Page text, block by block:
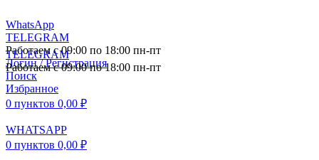
WhatsApp
TELEGRAM
Работаем с 09:00 по 18:00 пн-пт
Логин / Регистрация
Поиск
Избранное
0 пунктов 0,00 ₽
WHATSAPP
0 пунктов 0,00 ₽
TELEGRAM
Работаем с 09:00 по 18:00 пн-пт